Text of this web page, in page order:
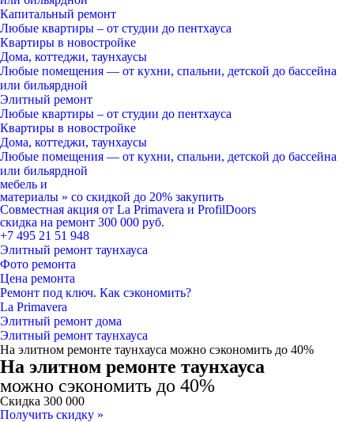
Капитальный ремонт
Любые квартиры – от студии до пентхауса
Квартиры в новостройке
Дома, коттеджи, таунхаусы
Любые помещения — от кухни, спальни, детской до бассейна
или бильярдной
Элитный ремонт
Любые квартиры – от студии до пентхауса
Квартиры в новостройке
Дома, коттеджи, таунхаусы
Любые помещения — от кухни, спальни, детской до бассейна
или бильярдной
мебель и
материалы » со скидкой до 20% закупить
Совместная акция от La Primavera и ProfilDoors
скидка на ремонт 300 000 руб.
+7 495 21 51 948
Элитный ремонт таунхауса
Фото ремонта
Цена ремонта
Ремонт под ключ. Как сэкономить?
La Primavera
Элитный ремонт дома
Элитный ремонт таунхауса
На элитном ремонте таунхауса можно сэкономить до 40%
На элитном ремонте таунхауса
можно сэкономить до 40%
Скидка 300 000
Получить скидку »